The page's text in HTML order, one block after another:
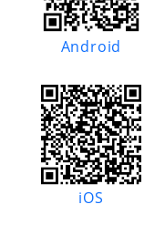
Android
iOS